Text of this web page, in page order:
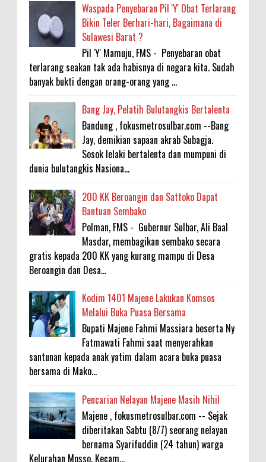
Waspada Penyebaran Pil 'Y' Obat Terlarang
Bikin Teler Berhari-hari, Bagaimana di
Sulawesi Barat ?
Pil 'Y' Mamuju, FMS - Penyebaran obat
terlarang seakan tak ada habisnya di negara kita. Sudah
banyak bukti dengan orang-orang yang ...
Bang Jay, Pelatih Bulutangkis Bertalenta
Bandung , fokusmetrosulbar.com --Bang
Jay, demikian sapaan akrab Subagja.
Sosok lelaki bertalenta dan mumpuni di
dunia bulutangkis Nasiona...
200 KK Beroangin dan Sattoko Dapat
Bantuan Sembako
Polman, FMS - Gubernur Sulbar, Ali Baal
Masdar, membagikan sembako secara
gratis kepada 200 KK yang kurang mampu di Desa
Beroangin dan Desa...
Kodim 1401 Majene Lakukan Komsos
Melalui Buka Puasa Bersama
Bupati Majene Fahmi Massiara beserta Ny
Fatmawati Fahmi saat menyerahkan
santunan kepada anak yatim dalam acara buka puasa
bersama di Mako...
Pencarian Nelayan Majene Masih Nihil
Majene , fokusmetrosulbar.com -- Sejak
diberitakan Sabtu (8/7) seorang nelayan
bernama Syarifuddin (24 tahun) warga
Kelurahan Mosso, Kecam...